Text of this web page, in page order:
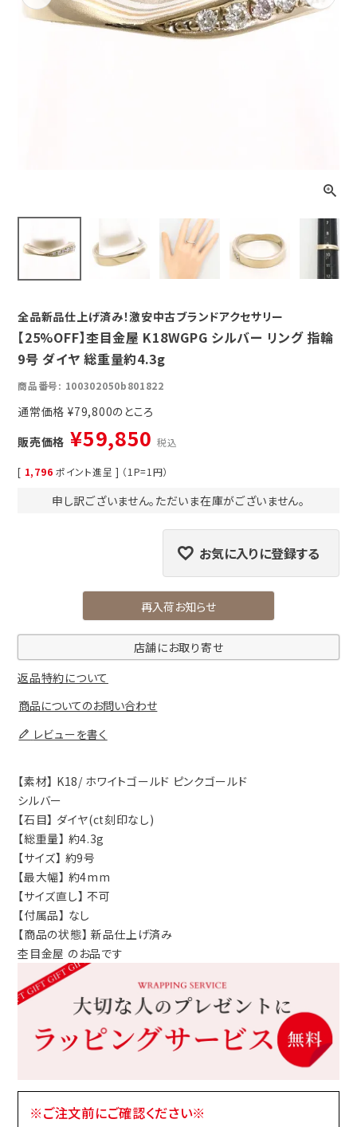
Previous Next
全品新品仕上げ済み！激安中古ブランドアクセサリー
【25%OFF】杢目金屋 K18WGPG シルバー リング 指輪
9号 ダイヤ 総重量約4.3g
商品番号 100302050b801822
通常価格 ¥79,800
販売価格 ¥59,850 税込
[ 1,796 ポイント進呈 ] （1P=1円）
申し訳ございません。ただいま在庫がございません。
お気に入りに登録する
再入荷お知らせ
店舗にお取り寄せ
返品特約について
商品についてのお問い合わせ
レビューを書く
【素材】 K18/ ホワイトゴールド ピンクゴールド
シルバー
【石目】 ダイヤ(ct刻印なし)
【総重量】 約4.3g
【サイズ】 約9号
【最大幅】 約4mm
【サイズ直し】 不可
【付属品】 なし
【商品の状態】 新品仕上げ済み
杢目金屋 のお品です
※ご注文前にご確認ください※